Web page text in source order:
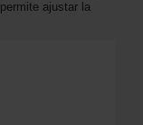
ajustar la